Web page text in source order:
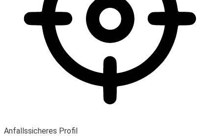
Anfallssicheres Profil